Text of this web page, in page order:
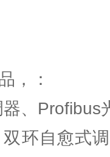
，：
、Profibus
环自愈式